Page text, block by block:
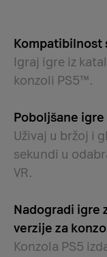
Kompatibilnost
Igraj igre iz
konzoli PS5™.
Poboljšane igre
Uživaj u bržoj i
sekundi u
VR.
Nadogradi igre
verzije za
Konzola PS5